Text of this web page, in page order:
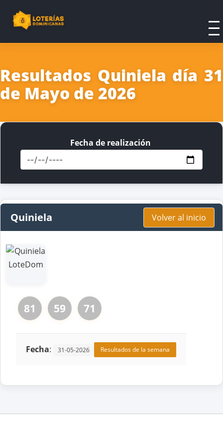
Resultados Quiniela día 31
de Mayo de 2026
Fecha de realización
Quiniela Volver al inicio
81 59 71
Fecha: 31-05-2026 Resultados de la semana